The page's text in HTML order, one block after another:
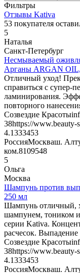
Фильтры
Отзывы Kativa
53 покупателя
5
Наталья
Санкт-Петербург
Несмываемый
Арганы ARGAN
Отличный уход!
справиться с супер-
ламинирования.
повторного
Созвездие Красоты
38https://www.beauty-
4.1333453
РоссияМоскваш.
ком.8109548
5
Ольга
Москва
Шампунь против
250 мл
Шампунь отличный,
шампунем, тоником
серии Kativa.
расчесок. Выпадение
Созвездие Красоты
38https://www.beauty-
4.1333453
РоссияМоскваш.